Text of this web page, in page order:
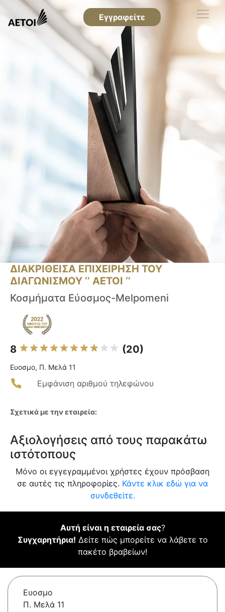
Εγγραφείτε
ΔΙΑΚΡΙΘΕΙΣΑ ΕΠΙΧΕΙΡΗΣΗ ΤΟΥ
ΔΙΑΓΩΝΙΣΜΟΥ ‘’ ΑΕΤΟΙ ‘’
Κοσμήματα Εύοσμος-Melpomeni
8 (20)
Ευοσμο, Π. Μελά 11
Εμφάνιση αριθμού τηλεφώνου
Σχετικά με την εταιρεία:
Αξιολογήσεις από τους παρακάτω
ιστότοπους
Μόνο οι εγγεγραμμένοι χρήστες έχουν πρόσβαση
σε αυτές τις πληροφορίες. Κάντε κλικ εδώ για να
συνδεθείτε.
Αυτή είναι η εταιρεία σας?
Συγχαρητήρια! Δείτε πώς μπορείτε να λάβετε το
πακέτο βραβείων!
Ευοσμο
Π. Μελά 11